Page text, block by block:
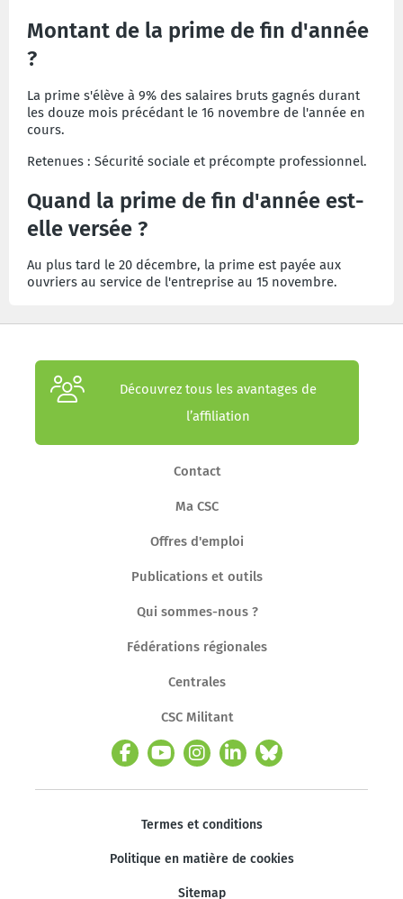
Montant de la prime de fin d'année
?
La prime s'élève à 9% des salaires bruts gagnés durant
les douze mois précédant le 16 novembre de l'année en
cours.
Retenues : Sécurité sociale et précompte professionnel.
Quand la prime de fin d'année est-
elle versée ?
Au plus tard le 20 décembre, la prime est payée aux
ouvriers au service de l'entreprise au 15 novembre.
Découvrez tous les avantages de
l’affiliation
Contact
Ma CSC
Offres d'emploi
Publications et outils
Qui sommes-nous ?
Fédérations régionales
Centrales
CSC Militant
Termes et conditions
Politique en matière de cookies
Sitemap